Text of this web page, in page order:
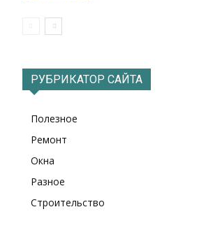
РУБРИКАТОР САЙТА
Полезное
Ремонт
Окна
Разное
Строительство